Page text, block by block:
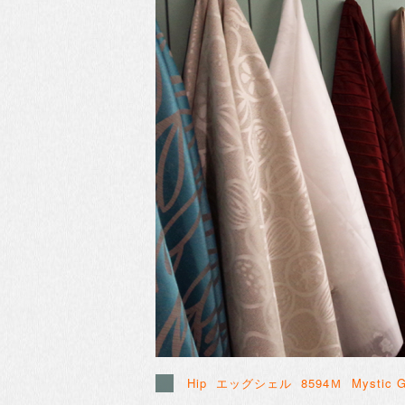
Hip エッグシェル 8594Ｍ Mystic